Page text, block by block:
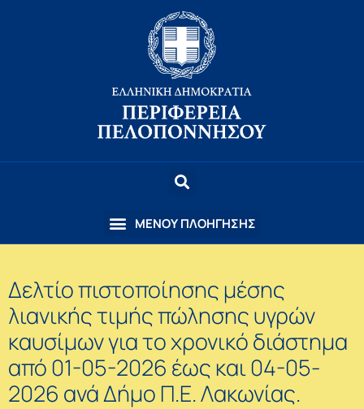
Δελτίο πιστοποίησης μέσης
λιανικής τιμής πώλησης υγρών
καυσίμων για το χρονικό διάστημα
από 01-05-2026 έως και 04-05-
2026 ανά Δήμο Π.Ε. Λακωνίας.